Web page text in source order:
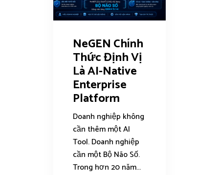
NeGEN Chính
Thức Định Vị
Là AI-Native
Enterprise
Platform
Doanh nghiệp không
cần thêm một AI
Tool. Doanh nghiệp
cần một Bộ Não Số.
Trong hơn 20 năm...